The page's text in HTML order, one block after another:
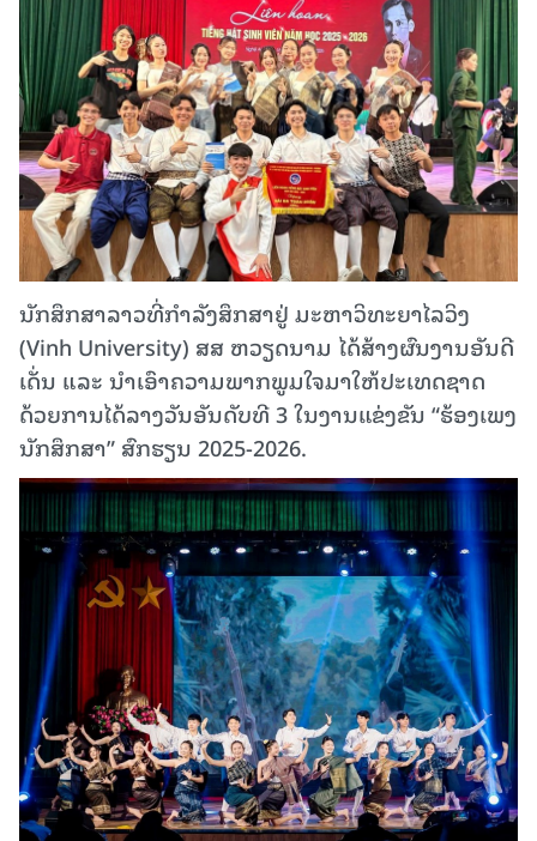
ນັກສຶກສາລາວທີ່ກຳລັງສຶກສາຢູ່ ມະຫາວິທະຍາໄລວິງ
(Vinh University) ສສ ຫວຽດນາມ ໄດ້ສ້າງຜົນງານອັນດີ
ເດັ່ນ ແລະ ນຳເອົາຄວາມພາກພູມໃຈມາໃຫ້ປະເທດຊາດ
ດ້ວຍການໄດ້ລາງວັນອັນດັບທີ 3 ໃນງານແຂ່ງຂັນ “ຮ້ອງເພງ
ນັກສຶກສາ” ສົກຮຽນ 2025-2026.